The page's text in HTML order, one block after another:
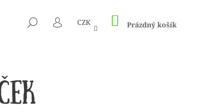
HLEDAT
PŘIHLÁŠENÍ
CZK NÁKUPNÍ
KOŠÍK
Prázdný košík